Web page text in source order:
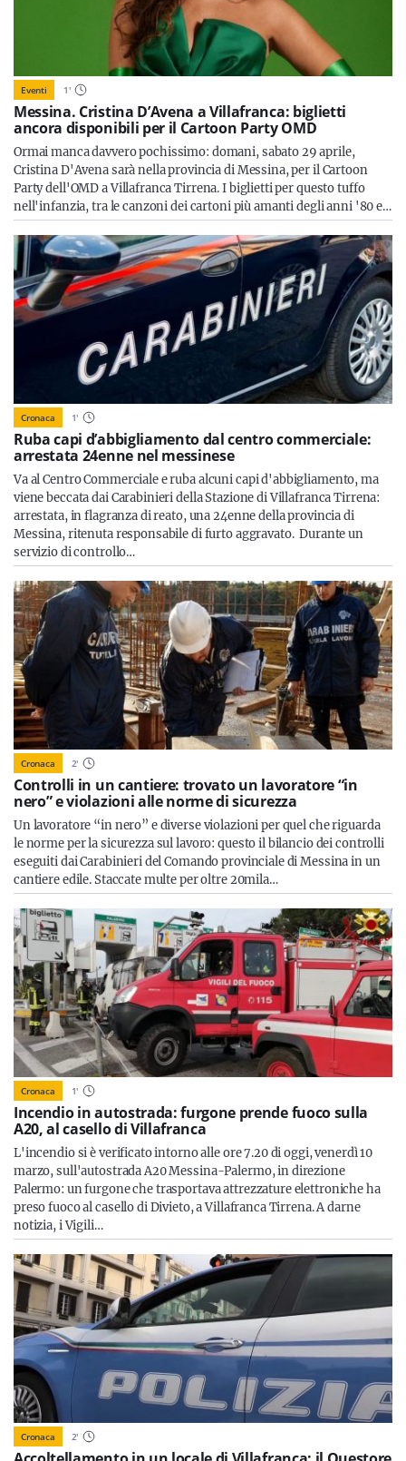
Eventi 1'
Messina. Cristina D’Avena a Villafranca: biglietti
ancora disponibili per il Cartoon Party OMD
Ormai manca davvero pochissimo: domani, sabato 29 aprile,
Cristina D'Avena sarà nella provincia di Messina, per il Cartoon
Party dell'OMD a Villafranca Tirrena. I biglietti per questo tuffo
nell'infanzia, tra le canzoni dei cartoni più amanti degli anni '80 e…
Cronaca 1'
Ruba capi d’abbigliamento dal centro commerciale:
arrestata 24enne nel messinese
Va al Centro Commerciale e ruba alcuni capi d'abbigliamento, ma
viene beccata dai Carabinieri della Stazione di Villafranca Tirrena:
arrestata, in flagranza di reato, una 24enne della provincia di
Messina, ritenuta responsabile di furto aggravato. Durante un
servizio di controllo…
Cronaca 2'
Controlli in un cantiere: trovato un lavoratore “in
nero” e violazioni alle norme di sicurezza
Un lavoratore “in nero” e diverse violazioni per quel che riguarda
le norme per la sicurezza sul lavoro: questo il bilancio dei controlli
eseguiti dai Carabinieri del Comando provinciale di Messina in un
cantiere edile. Staccate multe per oltre 20mila…
Cronaca 1'
Incendio in autostrada: furgone prende fuoco sulla
A20, al casello di Villafranca
L'incendio si è verificato intorno alle ore 7.20 di oggi, venerdì 10
marzo, sull'autostrada A20 Messina-Palermo, in direzione
Palermo: un furgone che trasportava attrezzature elettroniche ha
preso fuoco al casello di Divieto, a Villafranca Tirrena. A darne
notizia, i Vigili…
Cronaca 2'